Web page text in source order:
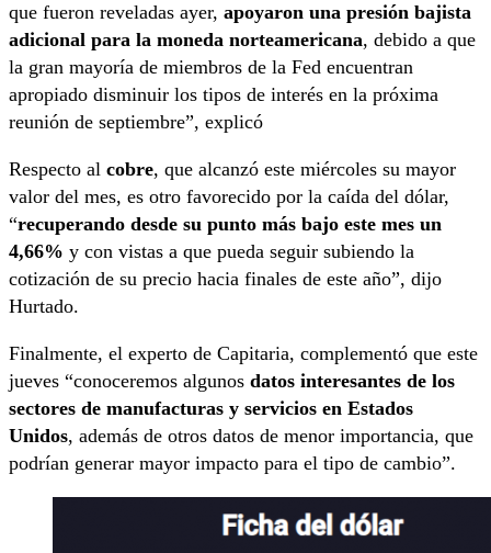
que fueron reveladas ayer, apoyaron una presión bajista
adicional para la moneda norteamericana, debido a que
la gran mayoría de miembros de la Fed encuentran
apropiado disminuir los tipos de interés en la próxima
reunión de septiembre”, explicó
Respecto al cobre, que alcanzó este miércoles su mayor
valor del mes, es otro favorecido por la caída del dólar,
“recuperando desde su punto más bajo este mes un
4,66% y con vistas a que pueda seguir subiendo la
cotización de su precio hacia finales de este año”, dijo
Hurtado.
Finalmente, el experto de Capitaria, complementó que este
jueves “conoceremos algunos datos interesantes de los
sectores de manufacturas y servicios en Estados
Unidos, además de otros datos de menor importancia, que
podrían generar mayor impacto para el tipo de cambio”.